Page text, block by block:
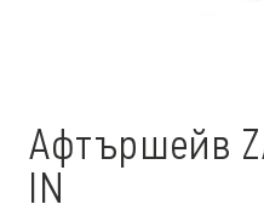
Афтършейв
IN